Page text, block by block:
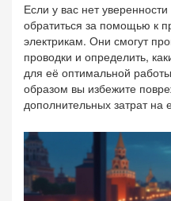
Если у вас нет
обратиться за помощью к
электрикам. Они смогут
проводки и определить,
для её оптимальной
образом вы избежите
дополнительных затрат на